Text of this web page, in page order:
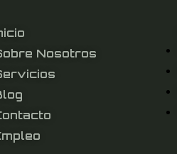
Nosotros